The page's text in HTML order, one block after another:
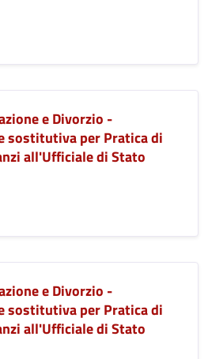
e Divorzio -
sostitutiva per Pratica di
all'Ufficiale di Stato
e Divorzio -
sostitutiva per Pratica di
all'Ufficiale di Stato